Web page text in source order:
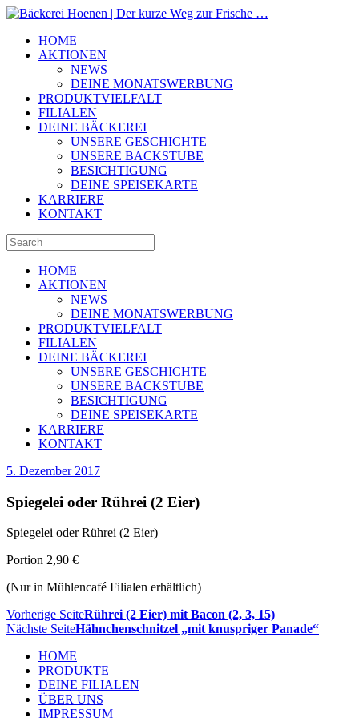
HOME
AKTIONEN
NEWS
DEINE MONATSWERBUNG
PRODUKTVIELFALT
FILIALEN
DEINE BÄCKEREI
UNSERE GESCHICHTE
UNSERE BACKSTUBE
BESICHTIGUNG
DEINE SPEISEKARTE
KARRIERE
KONTAKT
HOME
AKTIONEN
NEWS
DEINE MONATSWERBUNG
PRODUKTVIELFALT
FILIALEN
DEINE BÄCKEREI
UNSERE GESCHICHTE
UNSERE BACKSTUBE
BESICHTIGUNG
DEINE SPEISEKARTE
KARRIERE
KONTAKT
5. Dezember 2017
Spiegelei oder Rührei (2 Eier)
Spiegelei oder Rührei (2 Eier)
Portion 2,90 €
(Nur in Mühlencafé Filialen erhältlich)
Vorherige SeiteRührei (2 Eier) mit Bacon (2, 3, 15)
Nächste SeiteHähnchenschnitzel „mit knuspriger Panade“
HOME
PRODUKTE
DEINE FILIALEN
ÜBER UNS
IMPRESSUM